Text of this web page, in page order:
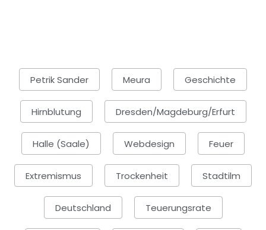
Petrik Sander Meura Geschichte
Hirnblutung Dresden/Magdeburg/Erfurt
Halle (Saale) Webdesign Feuer
Extremismus Trockenheit Stadtilm
Deutschland Teuerungsrate